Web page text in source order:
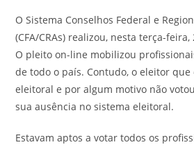
O Sistema Conselhos Federal e
(CFA/CRAs) realizou, nesta terça-feira,
O pleito on-line mobilizou
de todo o país. Contudo, o eleitor que
eleitoral e por algum motivo não
sua ausência no sistema eleitoral.
Estavam aptos a votar todos os